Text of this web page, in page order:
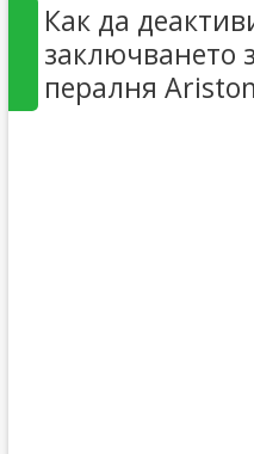
Как да
заключването
пералня